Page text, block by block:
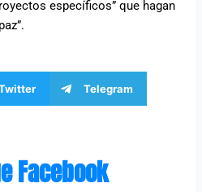
específicos” que hagan
Telegram
Facebook